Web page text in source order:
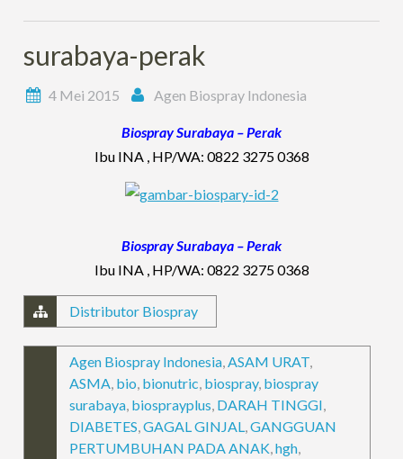
surabaya-perak
4 Mei 2015 Agen Biospray Indonesia
Biospray Surabaya – Perak
Ibu INA , HP/WA: 0822 3275 0368
Biospray Surabaya – Perak
Ibu INA , HP/WA: 0822 3275 0368
Distributor Biospray
Agen Biospray Indonesia,ASAM URAT,
ASMA, bio, bionutric, biospray, biospray
surabaya, biosprayplus, DARAH TINGGI,
DIABETES,GAGAL GINJAL,GANGGUAN
PERTUMBUHAN PADA ANAK,hgh,